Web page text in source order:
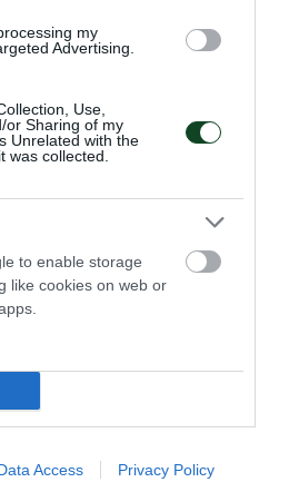
my
Advertising.
Use,
or Sharing of my
Unrelated with the
was collected.
to enable storage
like cookies on web or
Access Privacy Policy
Εθνική πόλο με
προκρίθηκε στα ημιτελικά
με πέντε παίκτες του
της.